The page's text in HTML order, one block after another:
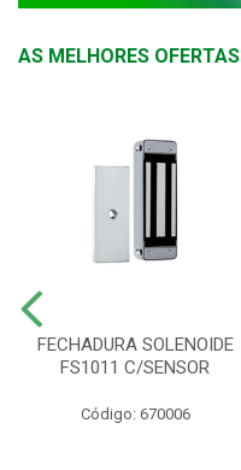
AS MELHORES OFERTAS
FECHADURA SOLENOIDE
FS1011 C/SENSOR
Código: 670006